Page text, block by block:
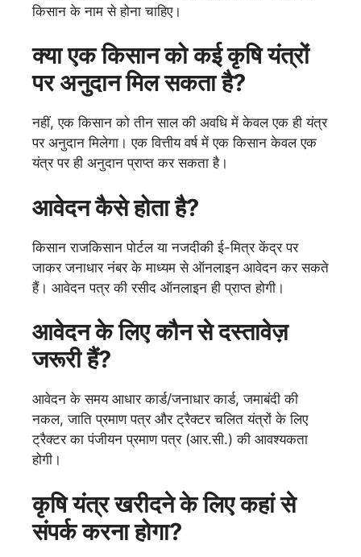
किसान के नाम से होना चाहिए।
क्या एक किसान को कई कृषि यंत्रों
पर अनुदान मिल सकता है?
नहीं, एक किसान को तीन साल की अवधि में केवल एक ही यंत्र
पर अनुदान मिलेगा। एक वित्तीय वर्ष में एक किसान केवल एक
यंत्र पर ही अनुदान प्राप्त कर सकता है।
आवेदन कैसे होता है?
किसान राजकिसान पोर्टल या नजदीकी ई-मित्र केंद्र पर
जाकर जनाधार नंबर के माध्यम से ऑनलाइन आवेदन कर सकते
हैं। आवेदन पत्र की रसीद ऑनलाइन ही प्राप्त होगी।
आवेदन के लिए कौन से दस्तावेज़
जरूरी हैं?
आवेदन के समय आधार कार्ड/जनाधार कार्ड, जमाबंदी की
नकल, जाति प्रमाण पत्र और ट्रैक्टर चलित यंत्रों के लिए
ट्रैक्टर का पंजीयन प्रमाण पत्र (आर.सी.) की आवश्यकता
होगी।
कृषि यंत्र खरीदने के लिए कहां से
संपर्क करना होगा?